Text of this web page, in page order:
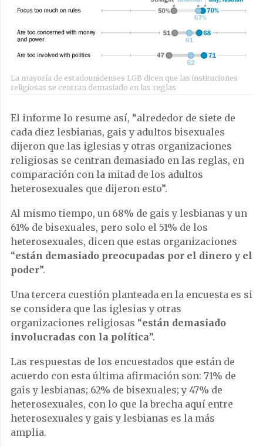
La mayoría de estadounidenses LGB dicen que las instituciones
religiosas se centran demasiado en las reglas
El informe lo resume así, “alrededor de siete de
cada diez lesbianas, gais y adultos bisexuales
dijeron que las iglesias y otras organizaciones
religiosas se centran demasiado en las reglas, en
comparación con la mitad de los adultos
heterosexuales que dijeron esto”.
Al mismo tiempo, un 68% de gais y lesbianas y un
61% de bisexuales, pero solo el 51% de los
heterosexuales, dicen que estas organizaciones
“están demasiado preocupadas por el dinero y el
poder”.
Una tercera cuestión planteada en la encuesta es si
se considera que las iglesias y otras
organizaciones religiosas “están demasiado
involucradas con la política”.
Las respuestas de los encuestados que están de
acuerdo con esta última afirmación son: 71% de
gais y lesbianas; 62% de bisexuales; y 47% de
heterosexuales, con lo que la brecha aquí entre
heterosexuales y gais y lesbianas es la más
amplia.